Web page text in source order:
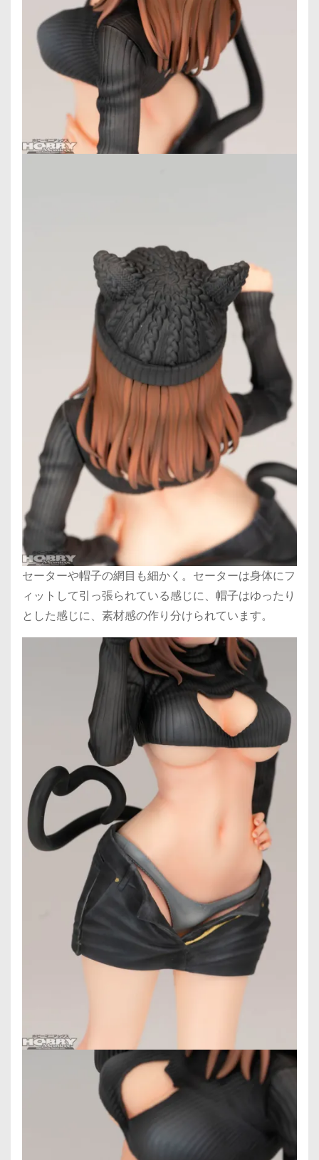
セーターや帽子の網目も細かく。セーターは身体にフ
ィットして引っ張られている感じに、帽子はゆったり
とした感じに、素材感の作り分けられています。